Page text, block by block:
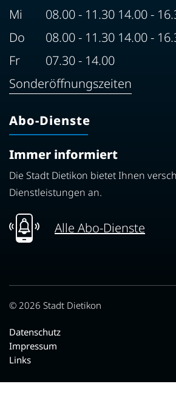
Mi
08.00 - 11.30 14.00 -
Do
08.00 - 11.30 14.00 -
Fr
07.30 - 14.00
Sonderöffnungszeiten
Abo-Dienste
Immer informiert
Die Stadt Dietikon bietet Ihnen
Dienstleistungen an.
Alle Abo-Dienste
© 2026 Stadt Dietikon
Toolbar
Datenschutz
Impressum
Links